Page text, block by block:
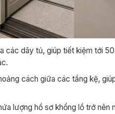
các dãy tủ, giúp tiết kiệm tới
cách giữa các tầng kệ,
lượng hồ sơ khổng lồ trở nên